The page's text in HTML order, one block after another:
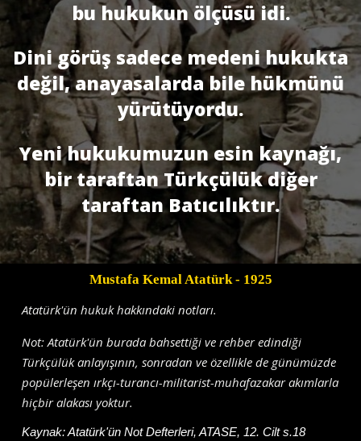
bu hukukun ölçüsü idi.
Dini görüş sadece medeni hukukta
değil, anayasalarda bile hükmünü
yürütüyordu.
Yeni hukukumuzun esin kaynağı,
bir taraftan Türkçülük diğer
taraftan Batıcılıktır.
Mustafa Kemal Atatürk- 1925
Atatürk'ün hukuk hakkındaki notları.
Not: Atatürk'ün burada bahsettiği ve rehber edindiği
Türkçülük anlayışının, sonradan ve özellikle de günümüzde
popülerleşen ırkçı-turancı-militarist-muhafazakar akımlarla
hiçbir alakası yoktur.
Kaynak:Atatürk'ün Not Defterleri, ATASE, 12. Cilt s.18